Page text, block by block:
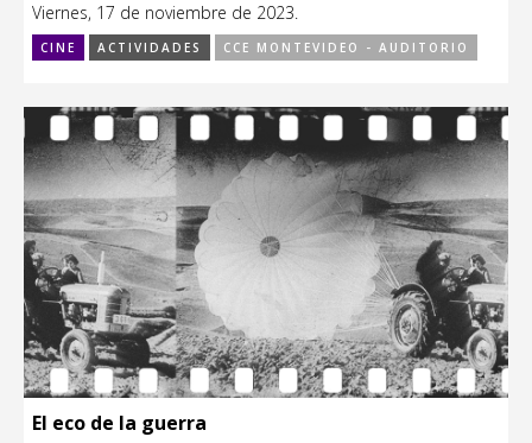
Viernes, 17 de noviembre de 2023.
CINE ACTIVIDADES CCE MONTEVIDEO - AUDITORIO
El eco de la guerra